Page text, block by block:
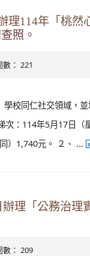
理114年「桃
照。
： 221
校同仁社交領域，
次：114年5月17日
）1,740元。 ２、 ...
辦理「公務治
數： 209